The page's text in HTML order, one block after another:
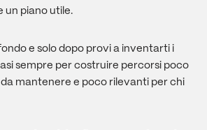
un piano utile.
e solo dopo provi a inventarti i
sempre per costruire percorsi poco
mantenere e poco rilevanti per chi